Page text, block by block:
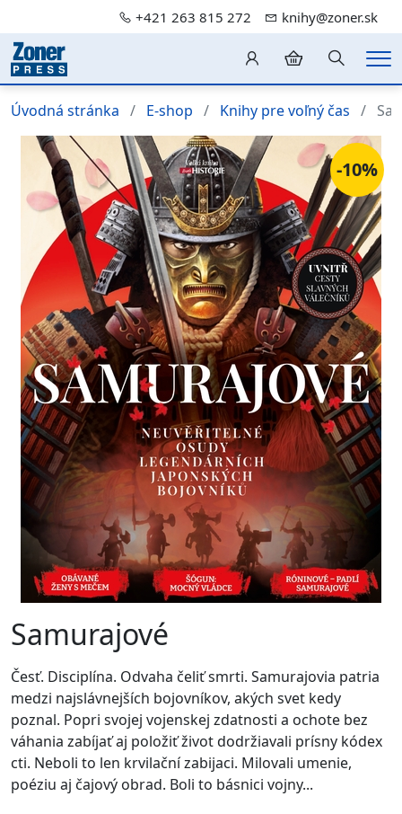
+421 263 815 272 knihy@zoner.sk
Hledání
Úvodná stránka E-shop Knihy pre voľný čas
-10%
Samurajové
Česť. Disciplína. Odvaha čeliť smrti. Samurajovia patria
medzi najslávnejších bojovníkov, akých svet kedy
poznal. Popri svojej vojenskej zdatnosti a ochote bez
váhania zabíjať aj položiť život dodržiavali prísny kódex
cti. Neboli to len krvilační zabijaci. Milovali umenie,
poéziu aj čajový obrad. Boli to básnici vojny...